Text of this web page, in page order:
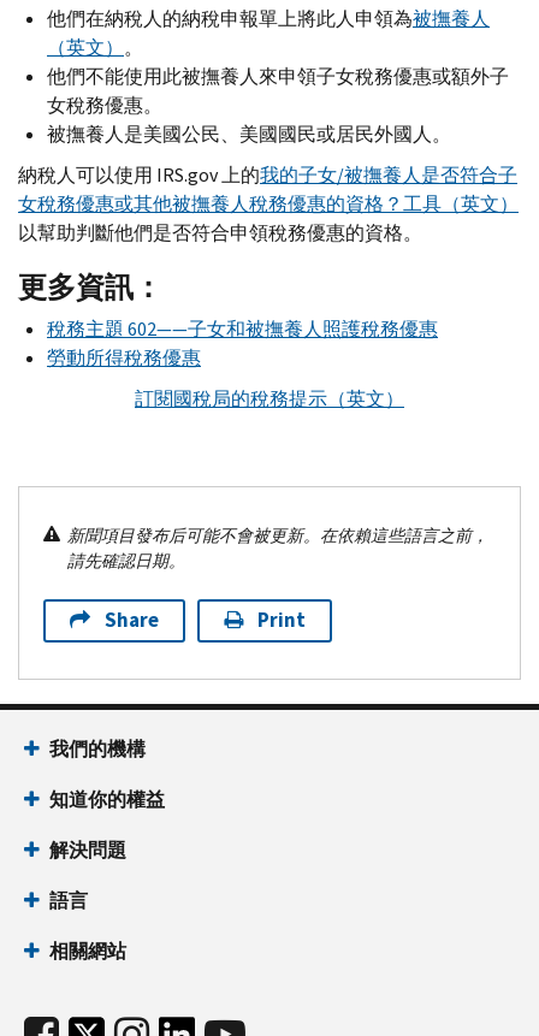
他們在納稅人的納稅申報單上將此人申領為被撫養人
（英文） 。
他們不能使用此被撫養人來申領子女稅務優惠或額外子
女稅務優惠。
被撫養人是美國公民、美國國民或居民外國人。
納稅人可以使用 IRS.gov上的我的子女/被撫養人是否符合子
女稅務優惠或其他被撫養人稅務優惠的資格？工具（英文）
以幫助判斷他們是否符合申領稅務優惠的資格。
更多資訊：
稅務主題 602——子女和被撫養人照護稅務優惠
勞動所得稅務優惠
訂閱國稅局的稅務提示（英文）
新聞項目發布后可能不會被更新。在依賴這些語言之前，
請先確認日期。
Share Print
我們的機構
知道你的權益
解決問題
語言
相關網站